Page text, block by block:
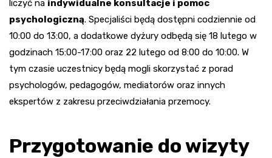
liczyć na indywidualne konsultacje i pomoc
psychologiczną. Specjaliści będą dostępni codziennie od
10:00 do 13:00, a dodatkowe dyżury odbędą się 18 lutego w
godzinach 15:00-17:00 oraz 22 lutego od 8:00 do 10:00. W
tym czasie uczestnicy będą mogli skorzystać z porad
psychologów, pedagogów, mediatorów oraz innych
ekspertów z zakresu przeciwdziałania przemocy.
Przygotowanie do wizyty